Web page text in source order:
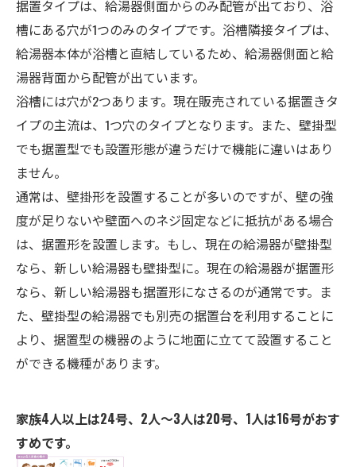
据置タイプは、給湯器側面からのみ配管が出ており、浴
槽にある穴が1つのみのタイプです。浴槽隣接タイプは、
給湯器本体が浴槽と直結しているため、給湯器側面と給
湯器背面から配管が出ています。
浴槽には穴が2つあります。現在販売されている据置きタ
イプの主流は、1つ穴のタイプとなります。また、壁掛型
でも据置型でも設置形態が違うだけで機能に違いはあり
ません。
通常は、壁掛形を設置することが多いのですが、壁の強
度が足りないや壁面へのネジ固定などに抵抗がある場合
は、据置形を設置します。もし、現在の給湯器が壁掛型
なら、新しい給湯器も壁掛型に。現在の給湯器が据置形
なら、新しい給湯器も据置形になさるのが通常です。ま
た、壁掛型の給湯器でも別売の据置台を利用することに
より、据置型の機器のように地面に立てて設置すること
ができる機種があります。
家族4人以上は24号、2人～3人は20号、1人は16号がおす
すめです。